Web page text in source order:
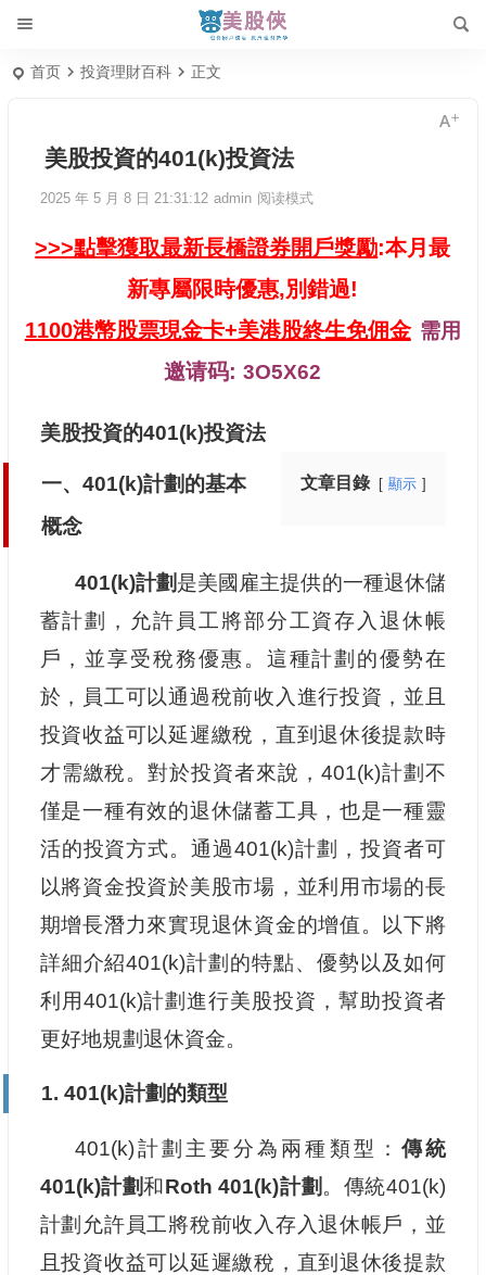
首页 投資理財百科 正文
美股投資的401(k)投資法
2025 年 5 月 8 日 21:31:12 admin 阅读模式
>>>點擊獲取最新長橋證券開戶獎勵:本月最
新專屬限時優惠,別錯過!
1100港幣股票現金卡+美港股終生免佣金 需用
邀请码:3O5X62
美股投資的401(k)投資法
文章目錄 顯示
一、401(k)計劃的基本
概念
401(k)計劃是美國雇主提供的一種退休儲
蓄計劃，允許員工將部分工資存入退休帳
戶，並享受稅務優惠。這種計劃的優勢在
於，員工可以通過稅前收入進行投資，並且
投資收益可以延遲繳稅，直到退休後提款時
才需繳稅。對於投資者來說，401(k)計劃不
僅是一種有效的退休儲蓄工具，也是一種靈
活的投資方式。通過401(k)計劃，投資者可
以將資金投資於美股市場，並利用市場的長
期增長潛力來實現退休資金的增值。以下將
詳細介紹401(k)計劃的特點、優勢以及如何
利用401(k)計劃進行美股投資，幫助投資者
更好地規劃退休資金。
1. 401(k)計劃的類型
401(k)計劃主要分為兩種類型： 傳統
401(k)計劃和Roth 401(k)計劃 。傳統401(k)
計劃允許員工將稅前收入存入退休帳戶，並
且投資收益可以延遲繳稅，直到退休後提款